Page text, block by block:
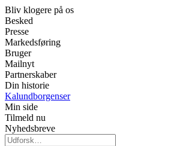
Bliv klogere på os
Besked
Presse
Markedsføring
Bruger
Mailnyt
Partnerskaber
Din historie
Kalundborgenser
Min side
Tilmeld nu
Nyhedsbreve